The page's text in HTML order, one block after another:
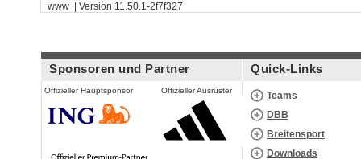
www | Version 11.50.1-2f7f327
Sponsoren und Partner
Offizieller Hauptsponsor Offizieller Ausrüster
Quick-Links
Teams
DBB
Breitensport
Downloads